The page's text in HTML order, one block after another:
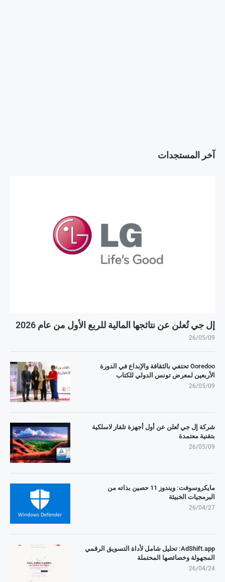
آخر المستجدات
إل جي تُعلن عن نتائجها المالية للربع الأول من عام 2026
26/05/09
Ooredoo تحتفي بالثقافة والإبداع في الدورة
الأربعين لمعرض تونس الدولي للكتاب
26/05/09
شركة إل جي تُعلن عن أول أجهزة تلفاز لاسلكية
بتقنية معتمدة
26/05/09
مايكروسوفت: ويندوز 11 حصين بذاته من
البرمجيات الخبيثة
26/04/27
AdShift.app: تحليل شامل لأداة التسويق الرقمي
المجهولة وخصائصها المحتملة
26/04/24